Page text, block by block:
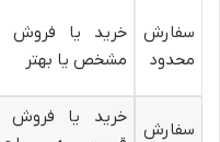
سفارش
محدود
خرید یا فروش
مشخص یا بهتر
سفارش
خرید یا فروش